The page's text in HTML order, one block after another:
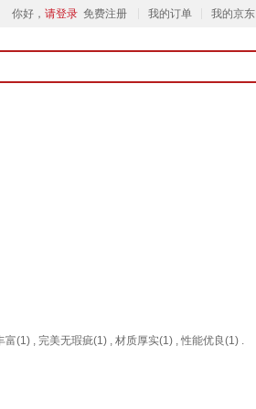
你好， 请登录 免费注册 我的订单 我的京东
(1) , 完美无瑕疵(1) , 材质厚实(1) , 性能优良(1) .